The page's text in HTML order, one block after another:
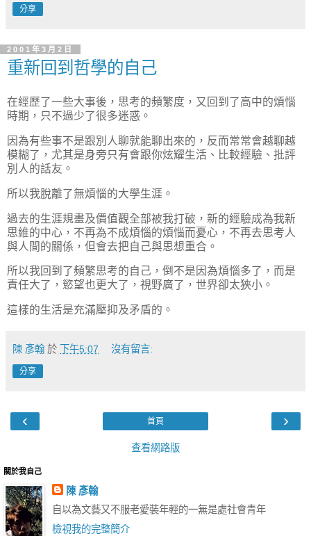
分享
2001年3月2日
重新回到哲學的自己
在經歷了一些大事後，思考的頻繁度，又回到了高中的煩惱
時期，只不過少了很多迷惑。
因為有些事不是跟別人聊就能聊出來的，反而常常會越聊越
模糊了，尤其是身旁只有會跟你炫耀生活、比較經驗、批評
別人的話友。
所以我脫離了無煩惱的大學生涯。
過去的生涯規畫及價值觀全部被我打破，新的經驗成為我新
思維的中心，不再為不成煩惱的煩惱而憂心，不再去思考人
與人間的關係，但會去把自己與思想重合。
所以我回到了頻繁思考的自己，倒不是因為煩惱多了，而是
責任大了，慾望也更大了，視野廣了，世界卻太狹小。
這樣的生活是充滿壓抑及矛盾的。
陳 彥翰 於 下午5:07 沒有留言:
分享
‹ ›
首頁
查看網路版
關於我自己
陳 彥翰
自以為文藝又不服老愛裝年輕的一無是處社會青年
檢視我的完整簡介